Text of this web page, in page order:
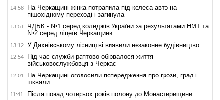
14:58
На Черкащині жінка потрапила під колеса авто на
пішохідному переході і загинула
13:51
ЧДБК - №1 серед коледжів України за результатами НМТ та
№2 серед ліцеїв Черкащини
13:12 У Дахнівському лісництві виявили незаконне будівництво
12:54
Під час служби раптово обірвалося життя
військовослужбовця з Черкас
12:01
На Черкащині оголосили попередження про грози, град і
шквали
11:41
Після понад чотирьох років полону до Монастирищини